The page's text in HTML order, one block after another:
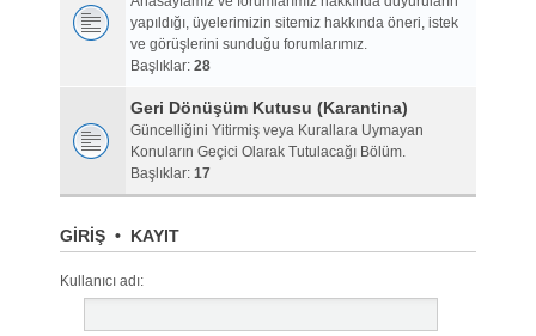
yapıldığı, üyelerimizin sitemiz hakkında öneri, istek
ve görüşlerini sunduğu forumlarımız.
Başlıklar: 28
Geri Dönüşüm Kutusu (Karantina)
Güncelliğini Yitirmiş veya Kurallara Uymayan
Konuların Geçici Olarak Tutulacağı Bölüm.
Başlıklar: 17
GIRIŞ• KAYIT
Kullanıcı adı: